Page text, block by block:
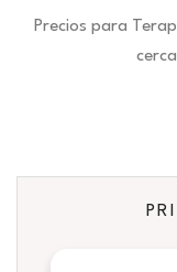
Precios para